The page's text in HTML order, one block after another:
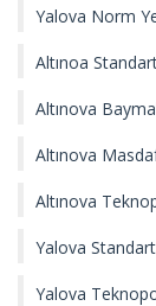
Yalova Norm
Altınoa
Altınova
Altınova
Altınova
Yalova
Yalova